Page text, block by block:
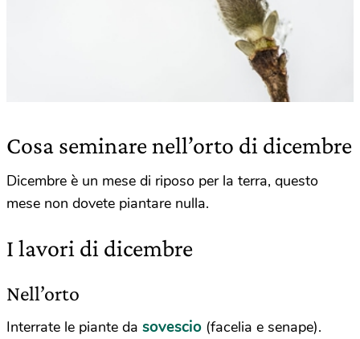
Cosa seminare nell’orto di dicembre
Dicembre è un mese di riposo per la terra, questo
mese non dovete piantare nulla.
I lavori di dicembre
Nell’orto
Interrate le piante da sovescio (facelia e senape).